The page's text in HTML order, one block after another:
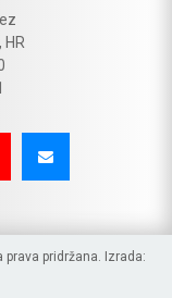
HR
pridržana. Izrada: